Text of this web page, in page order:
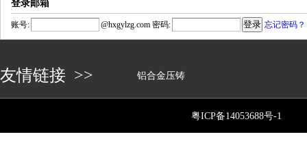
登录邮箱
账号: @hxgylzg.com 密码: 忘记密码？
友情链接 >> 铝合金压铸
粤ICP备14053688号-1